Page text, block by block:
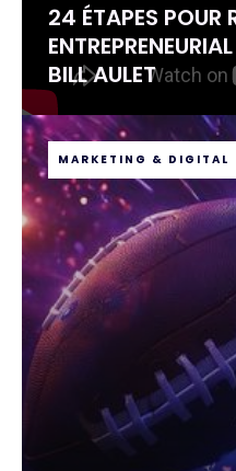
24 ÉTAPES POUR
BILL AULET
MARKETING & DIGITAL